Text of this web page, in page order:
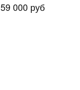
59 000 руб